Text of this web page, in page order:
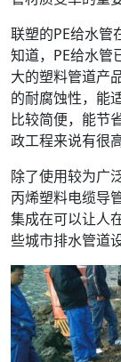
联塑的PE给水管
知道，PE给水管
大的塑料管道产
的耐腐蚀性，能
比较简便，能节
政工程来说有很
除了使用较为广
丙烯塑料电缆导
集成在可以让人
些城市排水管道